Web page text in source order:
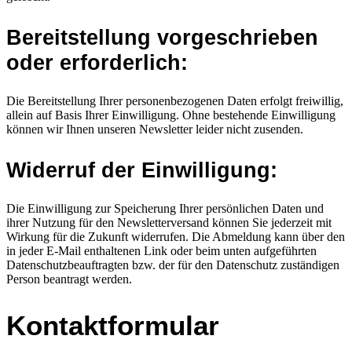
Bereitstellung vorgeschrieben
oder erforderlich:
Die Bereitstellung Ihrer personenbezogenen Daten erfolgt freiwillig,
allein auf Basis Ihrer Einwilligung. Ohne bestehende Einwilligung
können wir Ihnen unseren Newsletter leider nicht zusenden.
Widerruf der Einwilligung:
Die Einwilligung zur Speicherung Ihrer persönlichen Daten und
ihrer Nutzung für den Newsletterversand können Sie jederzeit mit
Wirkung für die Zukunft widerrufen. Die Abmeldung kann über den
in jeder E-Mail enthaltenen Link oder beim unten aufgeführten
Datenschutzbeauftragten bzw. der für den Datenschutz zuständigen
Person beantragt werden.
Kontaktformular